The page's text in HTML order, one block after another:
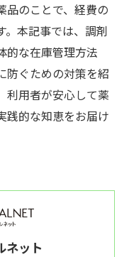
品のことで、経費の
。本記事では、調剤
的な在庫管理方法
防ぐための対策を紹
利用者が安心して薬
践的な知恵をお届け
ネット